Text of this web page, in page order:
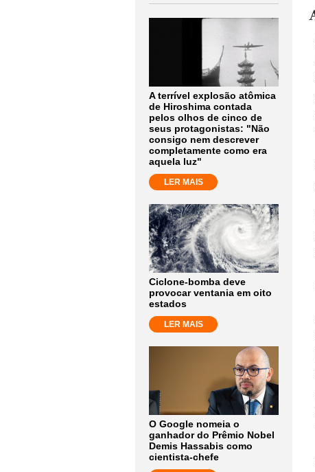
A terrível explosão atômica
de Hiroshima contada
pelos olhos de cinco de
seus protagonistas: "Não
consigo nem descrever
completamente como era
aquela luz"
LER MAIS
Ciclone-bomba deve
provocar ventania em oito
estados
LER MAIS
O Google nomeia o
ganhador do Prêmio Nobel
Demis Hassabis como
cientista-chefe